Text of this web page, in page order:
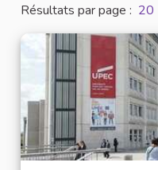
Résultats par page : 20